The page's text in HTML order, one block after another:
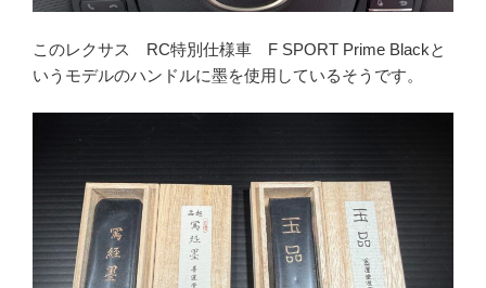
このレクサス RC特別仕様車 F SPORT Prime Blackと
いうモデルのハンドルに墨を使用しているそうです。